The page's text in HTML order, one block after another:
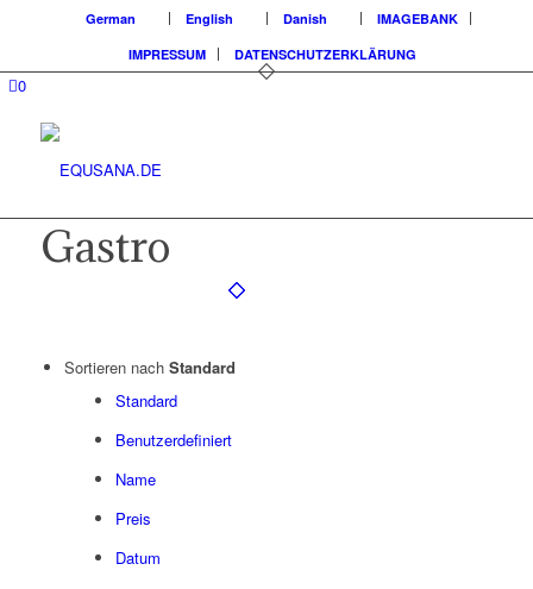
German English Danish
IMAGEBANK
IMPRESSUM
DATENSCHUTZERKLÄRUNG
0
Gastro
Sortieren nach Standard
Standard
Benutzerdefiniert
Name
Preis
Datum